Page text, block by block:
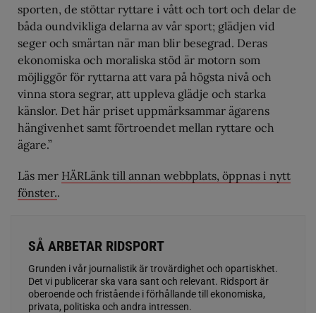
sporten, de stöttar ryttare i vått och tort och delar de
båda oundvikliga delarna av vår sport; glädjen vid
seger och smärtan när man blir besegrad. Deras
ekonomiska och moraliska stöd är motorn som
möjliggör för ryttarna att vara på högsta nivå och
vinna stora segrar, att uppleva glädje och starka
känslor. Det här priset uppmärksammar ägarens
hängivenhet samt förtroendet mellan ryttare och
ägare.”
Läs mer HÄRLänk till annan webbplats, öppnas i nytt
fönster..
SÅ ARBETAR RIDSPORT
Grunden i vår journalistik är trovärdighet och opartiskhet.
Det vi publicerar ska vara sant och relevant. Ridsport är
oberoende och fristående i förhållande till ekonomiska,
privata, politiska och andra intressen.